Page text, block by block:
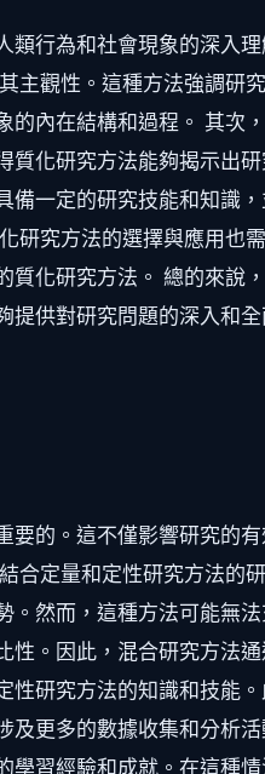
類行為和社會現象的深入
主觀性。這種方法強調研
的內在結構和過程。 其
質化研究方法能夠揭示出
備一定的研究技能和知識
研究方法的選擇與應用
質化研究方法。 總的來
提供對研究問題的深入和
要的。這不僅影響研究的
合定量和定性研究方法
。然而，這種方法可能無
性。因此，混合研究方法
性研究方法的知識和技能
及更多的數據收集和分析
學習經驗和成就。在這種